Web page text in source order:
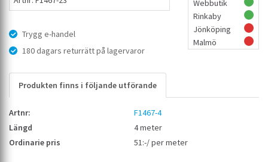
Trygg e-handel
180 dagars returrätt på lagervaror
Webbutik
Rinkaby
Jönköping
Malmö
Produkten finns i följande utförande
F1467-4
4 meter
51:-/ per meter